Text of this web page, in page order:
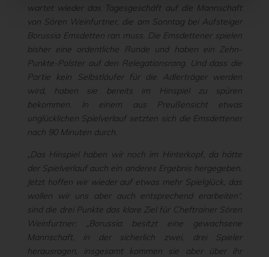
wartet wieder das Tagesgeschäft auf die Mannschaft
von Sören Weinfurtner, die am Sonntag bei Aufsteiger
Borussia Emsdetten ran muss. Die Emsdettener spielen
bisher eine ordentliche Runde und haben ein Zehn-
Punkte-Polster auf den Relegationsrang. Und dass die
Partie kein Selbstläufer für die Adlerträger werden
wird, haben sie bereits im Hinspiel zu spüren
bekommen. In einem aus Preußensicht etwas
unglücklichen Spielverlauf setzten sich die Emsdettener
nach 90 Minuten durch.
„Das Hinspiel haben wir noch im Hinterkopf, da hätte
der Spielverlauf auch ein anderes Ergebnis hergegeben.
Jetzt hoffen wir wieder auf etwas mehr Spielglück, das
wollen wir uns aber auch entsprechend erarbeiten“,
sind die drei Punkte das klare Ziel für Cheftrainer Sören
Weinfurtner: „Borussia besitzt eine gewachsene
Mannschaft, in der sicherlich zwei, drei Spieler
herausragen, insgesamt kommen sie aber über ihr